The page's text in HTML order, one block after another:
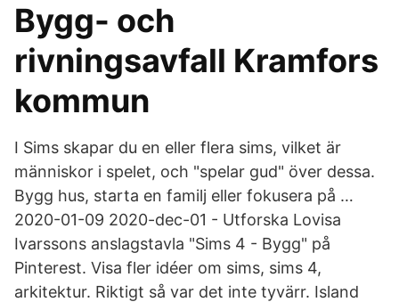
Bygg- och
rivningsavfall Kramfors
kommun
I Sims skapar du en eller flera sims, vilket är
människor i spelet, och "spelar gud" över dessa.
Bygg hus, starta en familj eller fokusera på …
2020-01-09 2020-dec-01 - Utforska Lovisa
Ivarssons anslagstavla "Sims 4 - Bygg" på
Pinterest. Visa fler idéer om sims, sims 4,
arkitektur. Riktigt så var det inte tyvärr. Island